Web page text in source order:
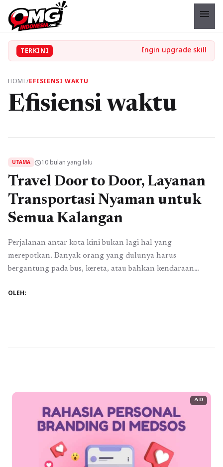
menu
TERKINI
HOME/EFISIENSI WAKTU
Efisiensi waktu
UTAMA schedule10 bulan yang lalu
Travel Door to Door, Layanan
Transportasi Nyaman untuk
Semua Kalangan
Perjalanan antar kota kini bukan lagi hal yang
merepotkan. Banyak orang yang dulunya harus
bergantung pada bus, kereta, atau bahkan kendaraan
door to door. Konsep layanan ini memberikan kemudahan
OLEH:
AD